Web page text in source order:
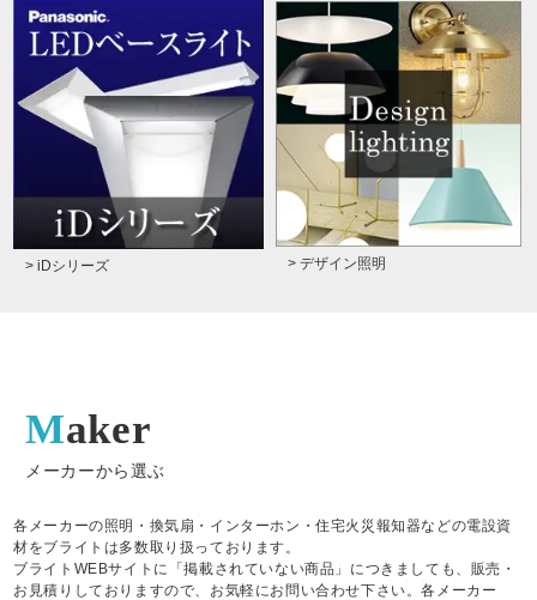
> iDシリーズ > デザイン照明
Maker
メーカーから選ぶ
各メーカーの照明・換気扇・インターホン・住宅火災報知器などの電設資
材をブライトは多数取り扱っております。
ブライトWEBサイトに「掲載されていない商品」につきましても、販売・
お見積りしておりますので、お気軽にお問い合わせ下さい。各メーカー